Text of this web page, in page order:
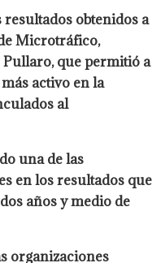
obtenidos a
Microtráfico,
que permitió a
activo en la
al
una de las
en los resultados que
años y medio de
organizaciones